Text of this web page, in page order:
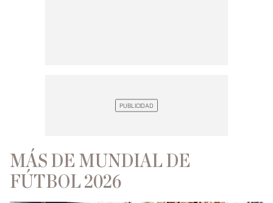
MÁS DE MUNDIAL DE
FÚTBOL 2026